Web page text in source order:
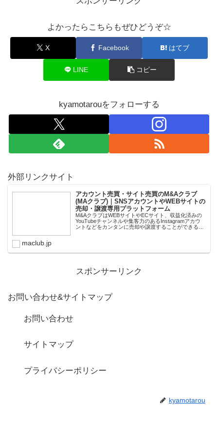
よかったらこちらもぜひどうぞ☆
X Facebook はてブ
LINE コピー
kyamotarouをフォローする
外部リンクサイト
アカウント売買・サイト売買のM&Aクラブ
(MAクラブ)｜SNSアカウントやWEBサイトの
売却・譲渡専用プラットフォーム
M&AクラブはWEBサイトやECサイト、収益化済みの
YouTubeチャンネルや集客力のあるInstagramアカウ
ントなどをカンタンに売却や譲渡することができるプ
maclub.jp
スポンサーリンク
お問い合わせ&サイトマップ
お問い合わせ
サイトマップ
プライバシーポリシー
kyamotarou